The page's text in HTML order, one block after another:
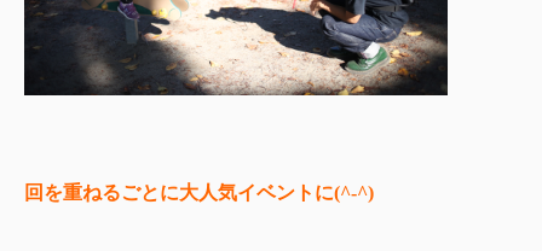
回を重ねるごとに大人気イベントに(^-^)